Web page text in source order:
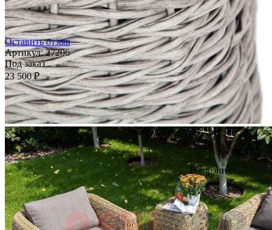
Оставить отзыв
Артикул:27206
Под заказ
23 500 ₽
В корзину